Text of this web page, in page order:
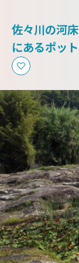
佐々川の河
にあるポッ